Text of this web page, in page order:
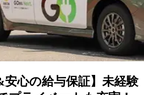
安心の給与保証】未経験